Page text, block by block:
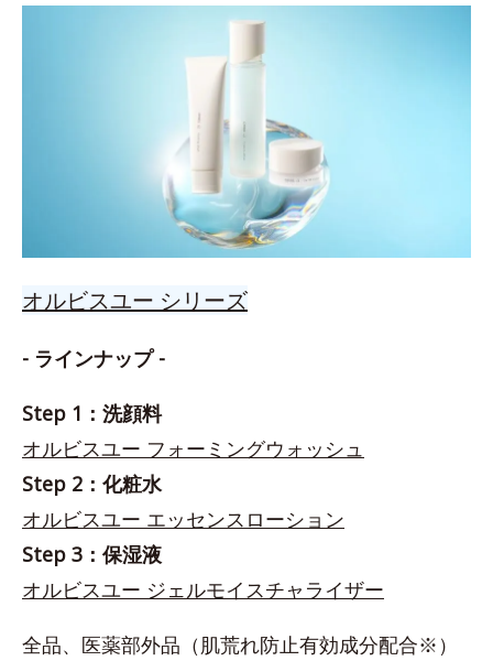
オルビスユー シリーズ
- ラインナップ -
Step 1：洗顔料
オルビスユー フォーミングウォッシュ
Step 2：化粧水
オルビスユー エッセンスローション
Step 3：保湿液
オルビスユー ジェルモイスチャライザー
全品、医薬部外品（肌荒れ防止有効成分配合※）